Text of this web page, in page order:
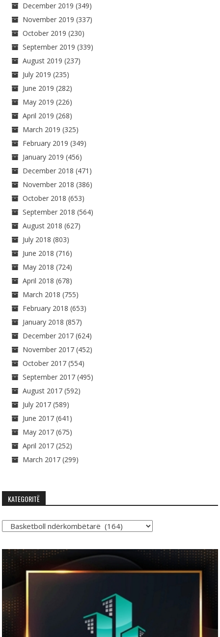
December 2019 (349)
November 2019 (337)
October 2019 (230)
September 2019 (339)
August 2019 (237)
July 2019 (235)
June 2019 (282)
May 2019 (226)
April 2019 (268)
March 2019 (325)
February 2019 (349)
January 2019 (456)
December 2018 (471)
November 2018 (386)
October 2018 (653)
September 2018 (564)
August 2018 (627)
July 2018 (803)
June 2018 (716)
May 2018 (724)
April 2018 (678)
March 2018 (755)
February 2018 (653)
January 2018 (857)
December 2017 (624)
November 2017 (452)
October 2017 (554)
September 2017 (495)
August 2017 (592)
July 2017 (589)
June 2017 (641)
May 2017 (675)
April 2017 (252)
March 2017 (299)
KATEGORITË
Kategoritë